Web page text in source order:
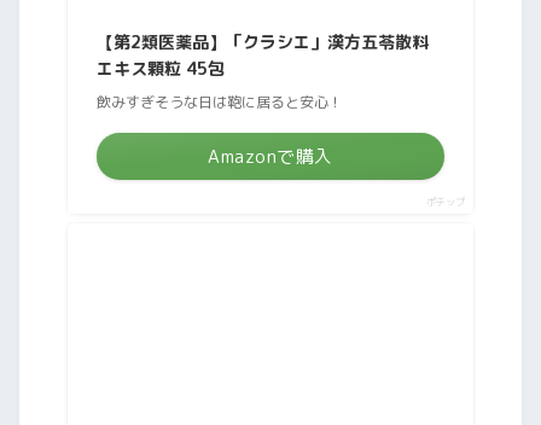
【第2類医薬品】「クラシエ」漢方五苓散料
エキス顆粒 45包
飲みすぎそうな日は鞄に居ると安心！
Amazonで購入
ポチップ